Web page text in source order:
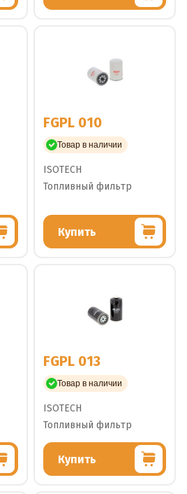
FGPL 010
Товар в наличии
ISOTECH
Топливный фильтр
Купить
FGPL 013
Товар в наличии
ISOTECH
Топливный фильтр
Купить